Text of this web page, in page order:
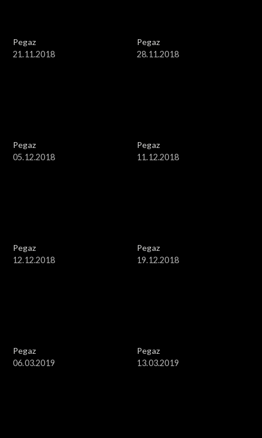
Pegaz
21.11.2018
Pegaz
28.11.2018
Pegaz
05.12.2018
Pegaz
11.12.2018
Pegaz
12.12.2018
Pegaz
19.12.2018
Pegaz
06.03.2019
Pegaz
13.03.2019